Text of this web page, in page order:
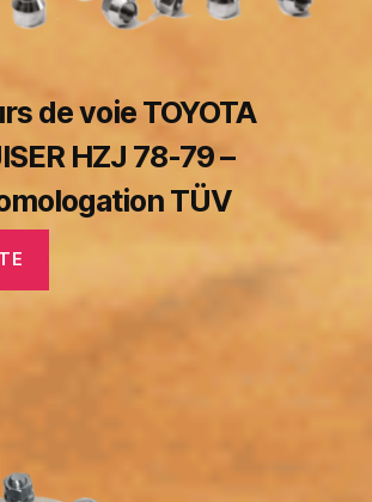
de voie TOYOTA
HZJ 78-79 –
TÜV